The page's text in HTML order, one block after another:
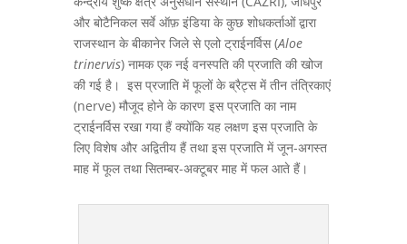
और बोटैनिकल सर्वे ऑफ़ इंडिया के कुछ शोधकर्ताओं द्वारा
राजस्थान के बीकानेर जिले से एलो ट्राईनर्विस (Aloe
trinervis) नामक एक नई वनस्पति की प्रजाति की खोज
की गई है। इस प्रजाति में फूलों के ब्रैट्स में तीन तंत्रिकाएं
(nerve) मौजूद होने के कारण इस प्रजाति का नाम
ट्राईनर्विस रखा गया हैं क्योंकि यह लक्षण इस प्रजाति के
लिए विशेष और अद्वितीय हैं तथा इस प्रजाति में जून-अगस्त
माह में फूल तथा सितम्बर-अक्टूबर माह में फल आते हैं।